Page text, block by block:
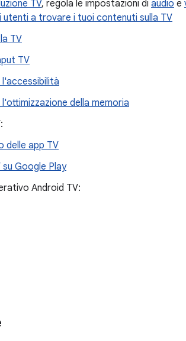
TV, regola le impostazioni di audio e
utenti a trovare i tuoi contenuti sulla TV
TV
TV
della memoria
delle app TV
Google Play
Android TV: